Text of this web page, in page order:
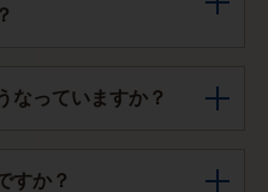
なっていますか？
すか？